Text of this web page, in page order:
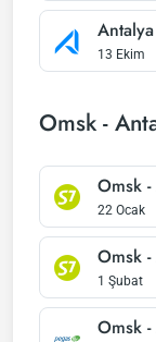
13 Ekim
Omsk -
Omsk
22 Ocak
Omsk
1 Şubat
Omsk